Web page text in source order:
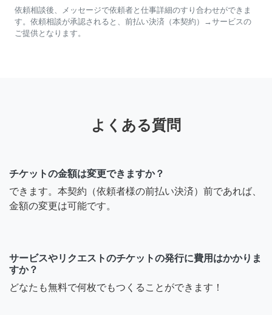
依頼相談後、メッセージで依頼者と仕事詳細のすり合わせができま
す。依頼相談が承認されると、前払い決済（本契約）→サービスの
ご提供となります。
よくある質問
チケットの金額は変更できますか？
できます。本契約（依頼者様の前払い決済）前であれば、
金額の変更は可能です。
サービスやリクエストのチケットの発行に費用はかかりま
すか？
どなたも無料で何枚でもつくることができます！